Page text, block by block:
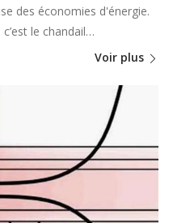
des économies d'énergie.
le chandail…
Voir plus